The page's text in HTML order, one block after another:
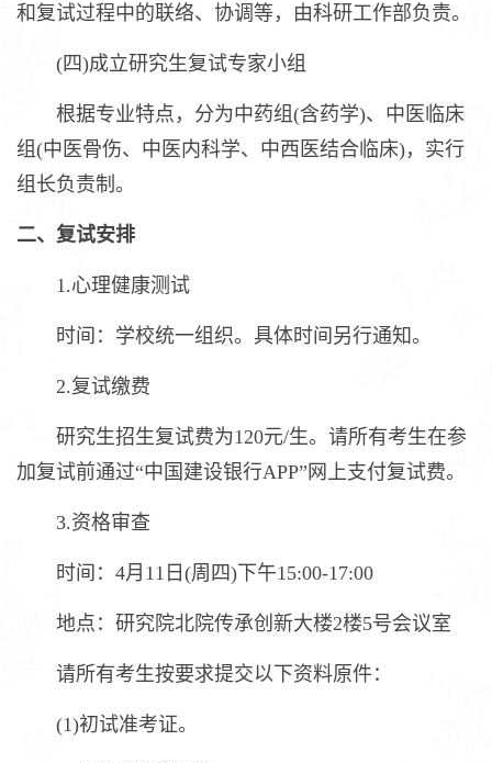
和复试过程中的联络、协调等，由科研工作部负责。
(四)成立研究生复试专家小组
根据专业特点，分为中药组(含药学)、中医临床
组(中医骨伤、中医内科学、中西医结合临床)，实行
组长负责制。
二、复试安排
1.心理健康测试
时间：学校统一组织。具体时间另行通知。
2.复试缴费
研究生招生复试费为120元/生。请所有考生在参
加复试前通过“中国建设银行APP”网上支付复试费。
3.资格审查
时间：4月11日(周四)下午15:00-17:00
地点：研究院北院传承创新大楼2楼5号会议室
请所有考生按要求提交以下资料原件：
(1)初试准考证。